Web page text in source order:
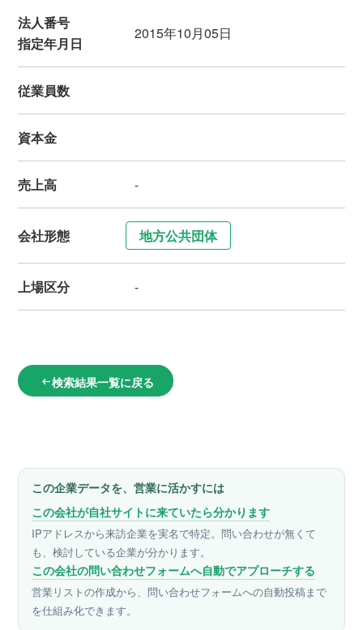
法人番号
指定年月日
2015年10月05日
従業員数
資本金
売上高 -
会社形態 地方公共団体
上場区分 -
arrow_left_alt検索結果一覧に戻る
この企業データを、営業に活かすには
この会社が自社サイトに来ていたら分かります
IPアドレスから来訪企業を実名で特定。問い合わせが無くて
も、検討している企業が分かります。
この会社の問い合わせフォームへ自動でアプローチする
営業リストの作成から、問い合わせフォームへの自動投稿まで
を仕組み化できます。